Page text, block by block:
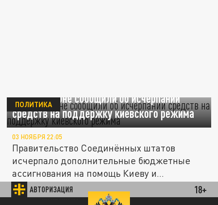
АВТОРИЗАЦИЯ 18+
В Вашингтоне сообщили об исчерпании
средств на поддержку киевского режима
ПОЛИТИКА
03 НОЯБРЯ 22:05
Правительство Соединённых штатов
исчерпало дополнительные бюджетные
ассигнования на помощь Киеву и
вынуждено...